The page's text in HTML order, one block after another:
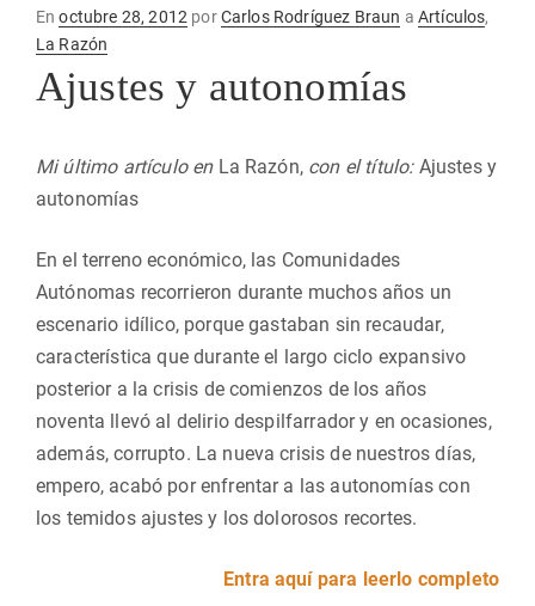
EnPublicado
en
octubre 28, 2012 porCarlos Rodríguez Braun a Artículos,
La Razón
Ajustes y autonomías
Mi último artículo enLa Razón, con el título:Ajustes y
autonomías
En el terreno económico, las Comunidades
Autónomas recorrieron durante muchos años un
escenario idílico, porque gastaban sin recaudar,
característica que durante el largo ciclo expansivo
posterior a la crisis de comienzos de los años
noventa llevó al delirio despilfarrador y en ocasiones,
además, corrupto. La nueva crisis de nuestros días,
empero, acabó por enfrentar a las autonomías con
los temidos ajustes y los dolorosos recortes.
Entra aquí para leerlo completo